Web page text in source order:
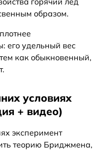
образом.
его удельный вес
как обыкновенный,
условиях
+ видео)
эксперимент
теорию Бриджмена,